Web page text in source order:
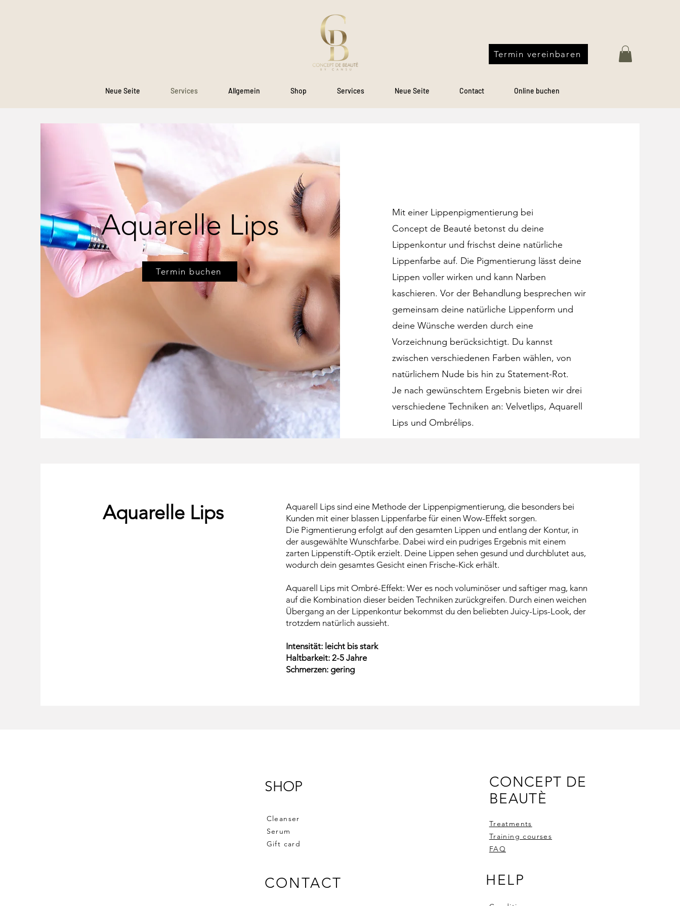
Termin vereinbaren
Neue Seite Services Allgemein Shop Services Neue Seite Contact Online buchen
Aquarelle Lips
Termin buchen
Mit einer Lippenpigmentierung bei
Concept de Beauté betonst du deine
Lippenkontur und frischst deine natürliche
Lippenfarbe auf. Die Pigmentierung lässt deine
Lippen voller wirken und kann Narben
kaschieren. Vor der Behandlung besprechen wir
gemeinsam deine natürliche Lippenform und
deine Wünsche werden durch eine
Vorzeichnung berücksichtigt. Du kannst
zwischen verschiedenen Farben wählen, von
natürlichem Nude bis hin zu Statement-Rot.
Je nach gewünschtem Ergebnis bieten wir drei
verschiedene Techniken an: Velvetlips, Aquarell
Lips und Ombrélips.
Aquarelle Lips
Aquarell Lips sind eine Methode der Lippenpigmentierung, die besonders bei
Kunden mit einer blassen Lippenfarbe für einen Wow-Effekt sorgen.
Die Pigmentierung erfolgt auf den gesamten Lippen und entlang der Kontur, in
der ausgewählte Wunschfarbe. Dabei wird ein pudriges Ergebnis mit einem
zarten Lippenstift-Optik erzielt. Deine Lippen sehen gesund und durchblutet aus,
wodurch dein gesamtes Gesicht einen Frische-Kick erhält.
Aquarell Lips mit Ombré-Effekt: Wer es noch voluminöser und saftiger mag, kann
auf die Kombination dieser beiden Techniken zurückgreifen. Durch einen weichen
Übergang an der Lippenkontur bekommst du den beliebten Juicy-Lips-Look, der
trotzdem natürlich aussieht.
Intensität: leicht bis stark
Haltbarkeit: 2-5 Jahre
Schmerzen: gering
SHOP
Cleanser
Serum
Gift card
CONTACT
CONCEPT DE
BEAUTÈ
Treatments
Training courses
FAQ
HELP